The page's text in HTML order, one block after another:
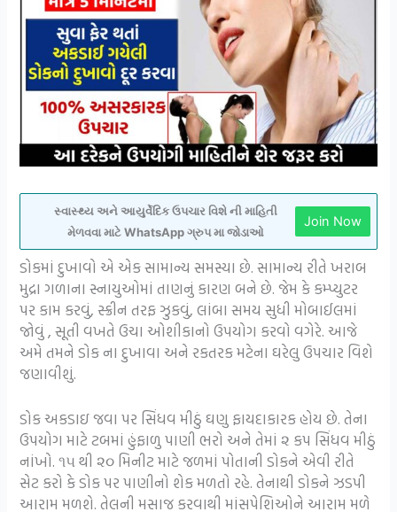
સ્વાસ્થ્ય અને આયુર્વેદિક ઉપચાર વિશે ની માહિતી
મેળવવા માટે WhatsApp ગ્રુપ મા જોડાઓ
Join Now
ડોકમાં દુખાવો એ એક સામાન્ય સમસ્યા છે. સામાન્ય રીતે ખરાબ
મુદ્રા ગળાના સ્નાયુઓમાં તાણનું કારણ બને છે. જેમ કે કમ્પ્યુટર
પર કામ કરવું, સ્ક્રીન તરફ ઝુકવું, લાંબા સમય સુધી મોબાઈલમાં
જોવું , સૂતી વખતે ઉચા ઓશીકાનો ઉપયોગ કરવો વગેરે. આજે
અમે તમને ડોક ના દુખાવા અને રકતરક મટેના ઘરેલુ ઉપચાર વિશે
જણાવીશું.
ડોક અકડાઇ જવા પર સિંધવ મીઠું ઘણુ ફાયદાકારક હોય છે. તેના
ઉપયોગ માટે ટબમાં હુંફાળુ પાણી ભરો અને તેમાં ૨ કપ સિંધવ મીઠું
નાંખો. ૧૫ થી ૨૦ મિનીટ માટે જળમાં પોતાની ડોકને એવી રીતે
સેટ કરો કે ડોક પર પાણીનો શેક મળતો રહે. તેનાથી ડોકને ઝડપી
આરામ મળશે. તેલની મસાજ કરવાથી માંસપેશિઓને આરામ મળે